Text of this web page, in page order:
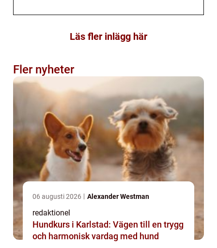
Läs fler inlägg här
Fler nyheter
06 augusti 2026 Alexander Westman
redaktionel
Hundkurs i Karlstad: Vägen till en trygg
och harmonisk vardag med hund